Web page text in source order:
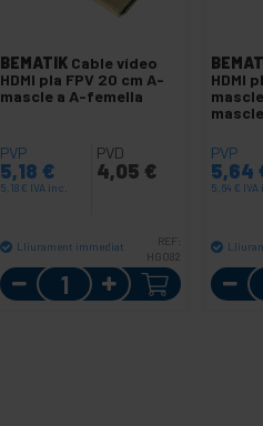
BEMATIK Cable vídeo
HDMI pla FPV 20 cm A-
mascle a A-femella
PVP
5,18 €
5,18 € IVA inc.
PVD
4,05 €
Lliurament immediat
REF:
HG082
Quantitat
HDMI
mascle
PVP
5,64
5,64 €